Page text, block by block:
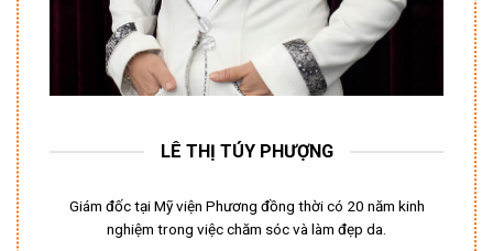
LÊ THỊ TÚY PHƯỢNG
Giám đốc tại Mỹ viện Phương đồng thời có 20 năm kinh
nghiệm trong việc chăm sóc và làm đẹp da.